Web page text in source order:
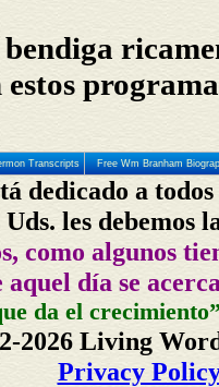
Transcripts Free Wm Branham
dedicado a
Uds. les
como algunos
aquel día se
da el
2026 Living
Privacy